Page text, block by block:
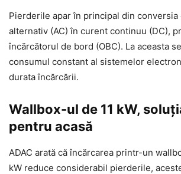
Pierderile apar în principal din
alternativ (AC) în curent continuu (DC),
încărcătorul de bord (OBC). La aceasta
consumul constant al sistemelor
durata încărcării.
Wallbox-ul de 11 kW,
pentru acasă
ADAC arată că încărcarea printr-un
kW reduce considerabil pierderile,